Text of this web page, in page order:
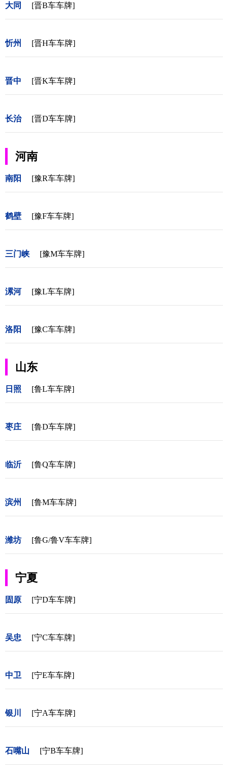
大同 [晋B车车牌]
忻州 [晋H车车牌]
晋中 [晋K车车牌]
长治 [晋D车车牌]
河南
南阳 [豫R车车牌]
鹤壁 [豫F车车牌]
三门峡 [豫M车车牌]
漯河 [豫L车车牌]
洛阳 [豫C车车牌]
山东
日照 [鲁L车车牌]
枣庄 [鲁D车车牌]
临沂 [鲁Q车车牌]
滨州 [鲁M车车牌]
潍坊 [鲁G/鲁V车车牌]
宁夏
固原 [宁D车车牌]
吴忠 [宁C车车牌]
中卫 [宁E车车牌]
银川 [宁A车车牌]
石嘴山 [宁B车车牌]